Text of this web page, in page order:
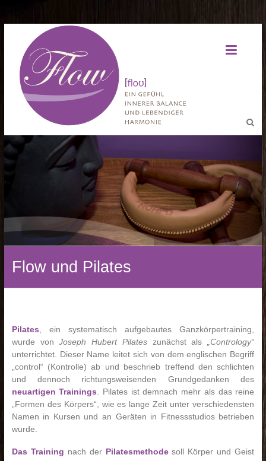
Flow und Pilates
Pilates , ein systematisch aufgebautes Ganzkörpertraining,
wurde vonJoseph Hubert Pilateszunächst als
„Contrology“
unterrichtet. Dieser Name leitet sich von dem englischen Begriff
„control“ (Kontrolle) ab und beschrieb treffend den schlichten
und dennoch richtungsweisenden Grundgedanken des
neuartigen Trainings . Pilates ist demnach mehr als das reine
„Formen des Körpers“, wie es lange Zeit unter verschiedensten
Namen in Kursen und an Geräten in Fitnessstudios betrieben
wurde.
Das Training nach der Pilatesmethodesoll Körper und Geist